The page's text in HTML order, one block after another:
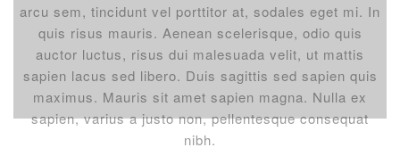
arcu sem, tincidunt vel porttitor at, sodales eget mi. In
quis risus mauris. Aenean scelerisque, odio quis
auctor luctus, risus dui malesuada velit, ut mattis
sapien lacus sed libero. Duis sagittis sed sapien quis
maximus. Mauris sit amet sapien magna. Nulla ex
sapien, varius a justo non, pellentesque consequat
nibh.